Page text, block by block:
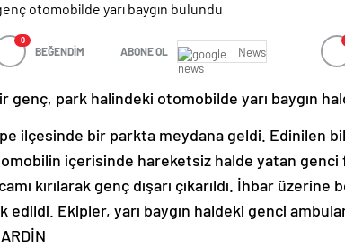
0
BEĞENDİM ABONE OL News
genç, park halindeki otomobilde yarı baygın
ilçesinde bir parkta meydana geldi. Edinilen
içerisinde hareketsiz halde yatan genci
kırılarak genç dışarı çıkarıldı. İhbar
edildi. Ekipler, yarı baygın haldeki genci